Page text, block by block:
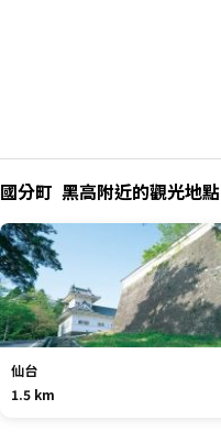
國分町 黑高附近的觀光地點
仙台
1.5 km